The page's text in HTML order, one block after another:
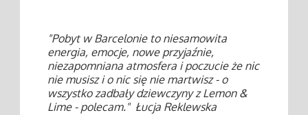
"Pobyt w Barcelonie to niesamowita
energia, emocje, nowe przyjaźnie,
niezapomniana atmosfera i poczucie że nic
nie musisz i o nic się nie martwisz - o
wszystko zadbały dziewczyny z Lemon &
Lime - polecam." Łucja Reklewska